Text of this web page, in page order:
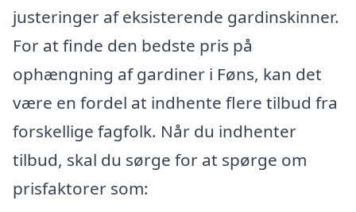
justeringer af eksisterende gardinskinner.
For at finde den bedste pris på
ophængning af gardiner i Føns, kan det
være en fordel at indhente flere tilbud fra
forskellige fagfolk. Når du indhenter
tilbud, skal du sørge for at spørge om
prisfaktorer som: